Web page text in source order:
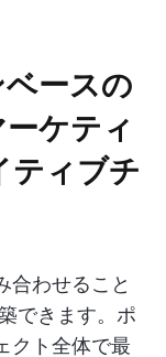
ースの
ケティ
ティブチ
合わせること
できます。ポ
クト全体で最